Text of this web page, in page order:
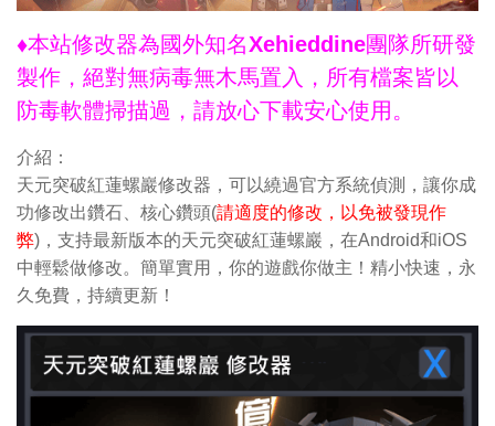
♦本站修改器為國外知名Xehieddine團隊所研發
製作，絕對無病毒無木馬置入，所有檔案皆以
防毒軟體掃描過，請放心下載安心使用。
介紹：
天元突破紅蓮螺巖修改器，可以繞過官方系統偵測，讓你成
功修改出鑽石、核心鑽頭(請適度的修改，以免被發現作
弊)，支持最新版本的天元突破紅蓮螺巖，在Android和iOS
中輕鬆做修改。簡單實用，你的遊戲你做主！精小快速，永
久免費，持續更新！